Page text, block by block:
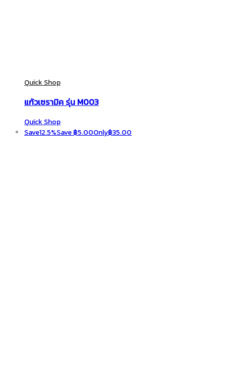
Quick Shop
แก้วเซรามิค รุ่น M003
Quick Shop
Save12.5%Save฿5.00Only฿35.00